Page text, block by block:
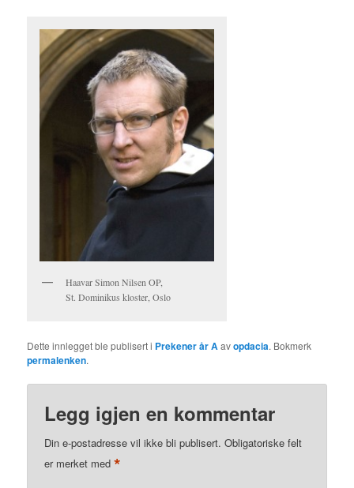
Haavar Simon Nilsen OP,
St. Dominikus kloster, Oslo
Dette innlegget ble publisert i Prekener år Aavopdacia. Bokmerk
permalenken.
Legg igjen en kommentar
Din e-postadresse vil ikke bli publisert. Obligatoriske felt
er merket med*